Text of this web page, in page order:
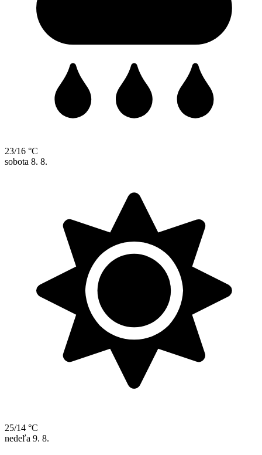
23/16 °C
sobota 8. 8.
25/14 °C
nedeľa 9. 8.